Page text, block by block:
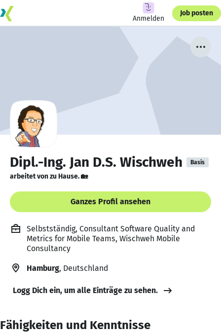
Anmelden
Job posten
Dipl.-Ing. Jan D.S. Wischweh Basis
arbeitet von zu Hause. 🏡
Ganzes Profil ansehen
Selbstständig, Consultant Software Quality and
Metrics for Mobile Teams, Wischweh Mobile
Consultancy
Hamburg, Deutschland
Logg Dich ein, um alle Einträge zu sehen.
Fähigkeiten und Kenntnisse